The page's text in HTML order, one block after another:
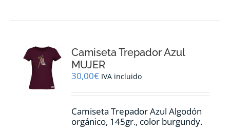
se
elegir
la
de
producto
Camiseta Trepador Azul
MUJER
30,00€ IVA incluido
Camiseta Trepador Azul Algodón
orgánico, 145gr., color burgundy.